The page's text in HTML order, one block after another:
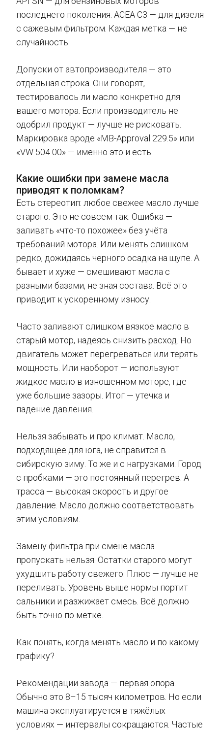
последнего поколения. ACEA C3 — для дизеля
с сажевым фильтром. Каждая метка — не
случайность.
Допуски от автопроизводителя — это
отдельная строка. Они говорят,
тестировалось ли масло конкретно для
вашего мотора. Если производитель не
одобрил продукт — лучше не рисковать.
Маркировка вроде «MB-Approval 229.5» или
«VW 504 00» — именно это и есть.
Какие ошибки при замене масла
приводят к поломкам?
Есть стереотип: любое свежее масло лучше
старого. Это не совсем так. Ошибка —
заливать «что-то похожее» без учёта
требований мотора. Или менять слишком
редко, дожидаясь черного осадка на щупе. А
бывает и хуже — смешивают масла с
разными базами, не зная состава. Всё это
приводит к ускоренному износу.
Часто заливают слишком вязкое масло в
старый мотор, надеясь снизить расход. Но
двигатель может перегреваться или терять
мощность. Или наоборот — используют
жидкое масло в изношенном моторе, где
уже большие зазоры. Итог — утечка и
падение давления.
Нельзя забывать и про климат. Масло,
подходящее для юга, не справится в
сибирскую зиму. То же и с нагрузками. Город
с пробками — это постоянный перегрев. А
трасса — высокая скорость и другое
давление. Масло должно соответствовать
этим условиям.
Замену фильтра при смене масла
пропускать нельзя. Остатки старого могут
ухудшить работу свежего. Плюс — лучше не
переливать. Уровень выше нормы портит
сальники и разжижает смесь. Всё должно
быть точно по метке.
Как понять, когда менять масло и по какому
графику?
Рекомендации завода — первая опора.
Обычно это 8–15 тысяч километров. Но если
машина эксплуатируется в тяжёлых
условиях — интервалы сокращаются. Частые